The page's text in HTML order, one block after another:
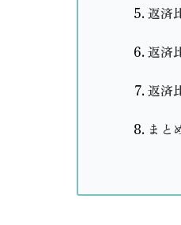
返済
返済
返済
まと